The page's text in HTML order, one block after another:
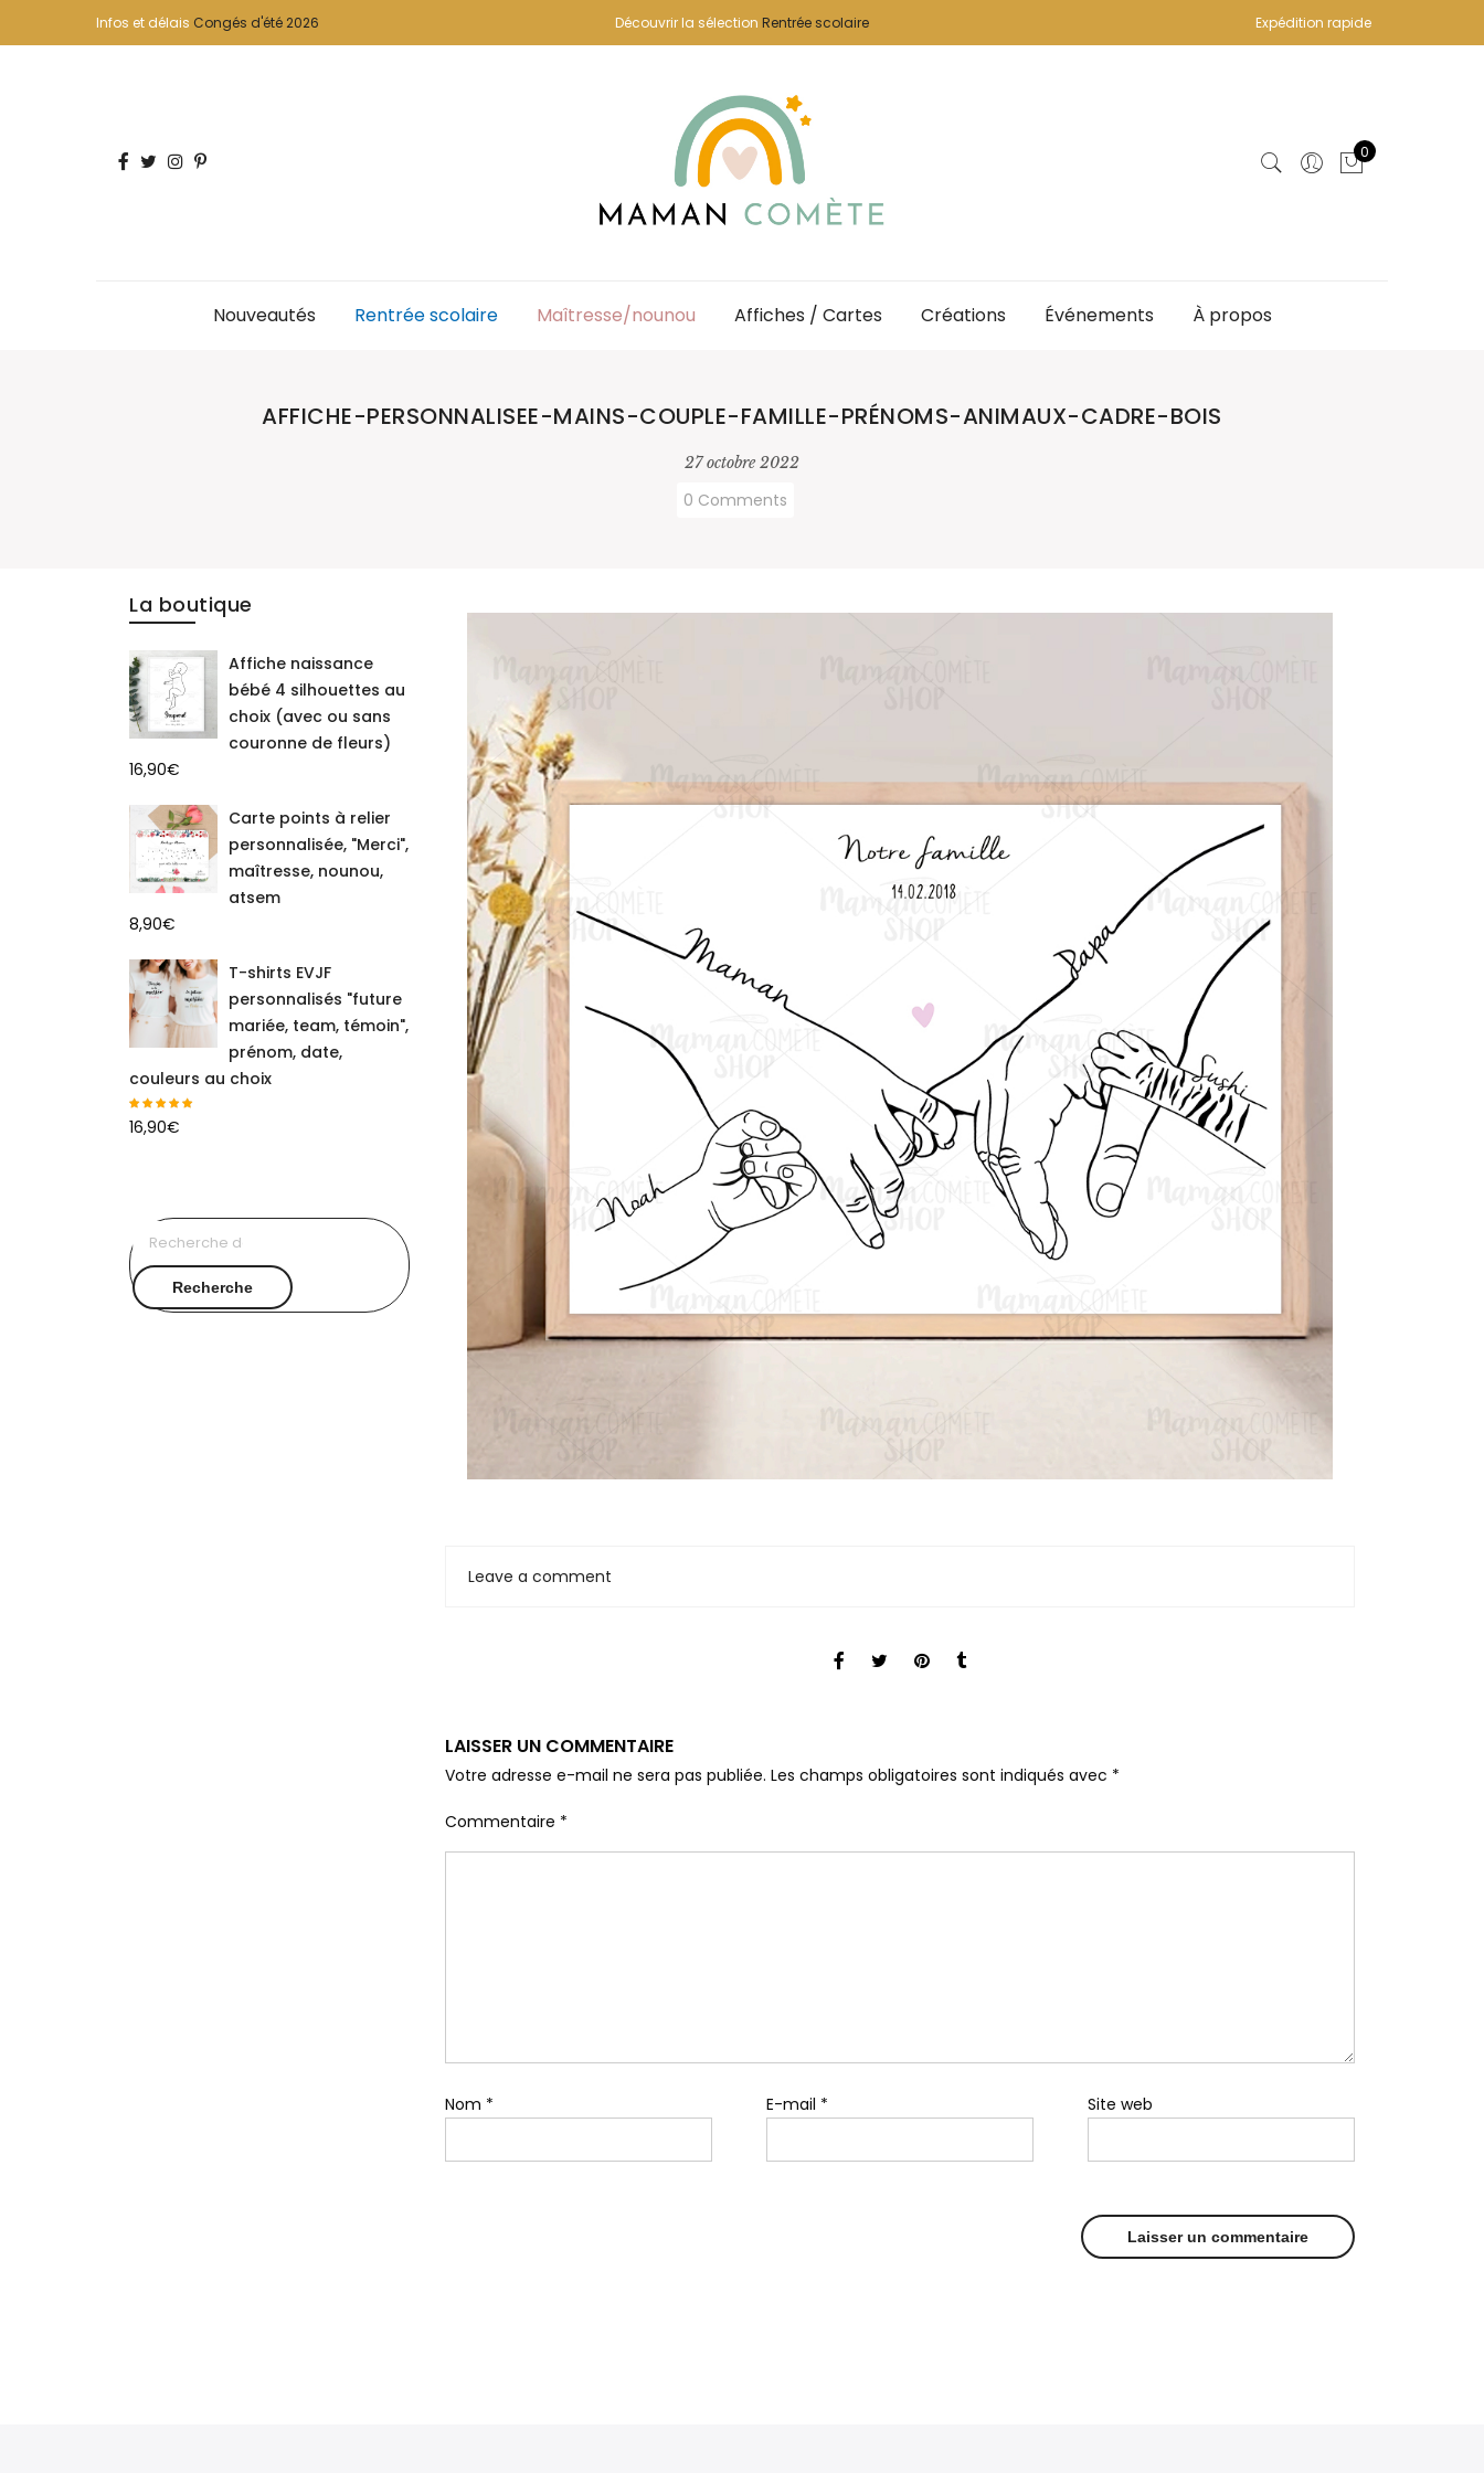
Infos et délais Congés d'été 2026 Découvrir la sélection Rentrée scolaire Expédition rapide
0
Nouveautés Rentrée scolaire Maîtresse/nounou Affiches / Cartes Créations Événements À propos
AFFICHE-PERSONNALISEE-MAINS-COUPLE-FAMILLE-PRÉNOMS-ANIMAUX-CADRE-BOIS
27 octobre 2022
0 Comments
Leave a comment
LAISSER UN COMMENTAIRE
Votre adresse e-mail ne sera pas publiée. Les champs obligatoires sont indiqués avec *
Commentaire *
Nom * E-mail * Site web
La boutique
Affiche naissance
bébé 4 silhouettes au
choix (avec ou sans
couronne de fleurs)
16,90€
Carte points à relier
personnalisée, "Merci",
maîtresse, nounou,
atsem
8,90€
T-shirts EVJF
personnalisés "future
mariée, team, témoin",
prénom, date,
couleurs au choix
16,90€
pour :
Recherche